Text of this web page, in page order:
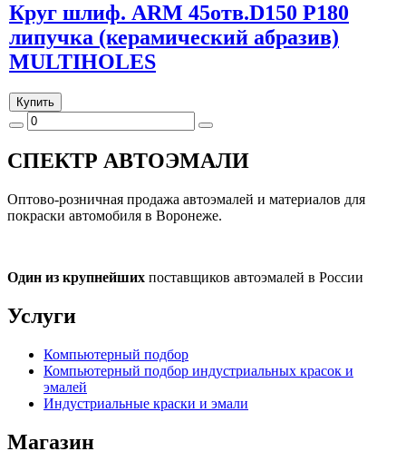
Круг шлиф. ARM 45отв.D150 P180
липучка (керамический абразив)
MULTIHOLES
Купить
СПЕКТР АВТОЭМАЛИ
Оптово-розничная продажа автоэмалей и материалов для
покраски автомобиля в Воронеже.
Один из крупнейших поставщиков автоэмалей в России
Услуги
Компьютерный подбор
Компьютерный подбор индустриальных красок и
эмалей
Индустриальные краски и эмали
Магазин